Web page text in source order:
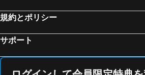
Manhagen, pet friendly hotels
Fahren, pet friendly hotels
規約とポリシー
サポート